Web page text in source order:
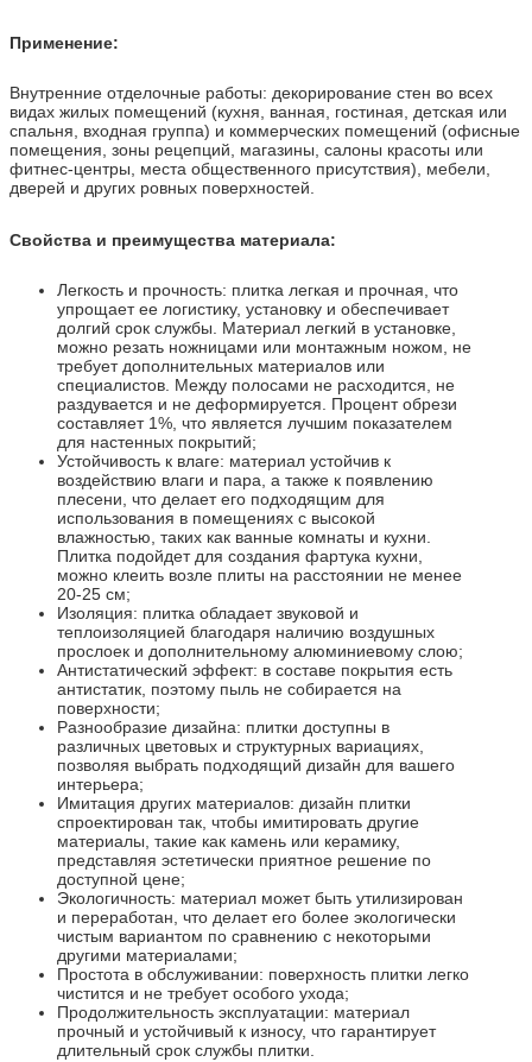
Применение:
Внутренние отделочные работы: декорирование стен во всех
видах жилых помещений (кухня, ванная, гостиная, детская или
спальня, входная группа) и коммерческих помещений (офисные
помещения, зоны рецепций, магазины, салоны красоты или
фитнес-центры, места общественного присутствия), мебели,
дверей и других ровных поверхностей.
Свойства и преимущества материала:
Легкость и прочность: плитка легкая и прочная, что
упрощает ее логистику, установку и обеспечивает
долгий срок службы. Материал легкий в установке,
можно резать ножницами или монтажным ножом, не
требует дополнительных материалов или
специалистов. Между полосами не расходится, не
раздувается и не деформируется. Процент обрези
составляет 1%, что является лучшим показателем
для настенных покрытий;
Устойчивость к влаге: материал устойчив к
воздействию влаги и пара, а также к появлению
плесени, что делает его подходящим для
использования в помещениях с высокой
влажностью, таких как ванные комнаты и кухни.
Плитка подойдет для создания фартука кухни,
можно клеить возле плиты на расстоянии не менее
20-25 см;
Изоляция: плитка обладает звуковой и
теплоизоляцией благодаря наличию воздушных
прослоек и дополнительному алюминиевому слою;
Антистатический эффект: в составе покрытия есть
антистатик, поэтому пыль не собирается на
поверхности;
Разнообразие дизайна: плитки доступны в
различных цветовых и структурных вариациях,
позволяя выбрать подходящий дизайн для вашего
интерьера;
Имитация других материалов: дизайн плитки
спроектирован так, чтобы имитировать другие
материалы, такие как камень или керамику,
представляя эстетически приятное решение по
доступной цене;
Экологичность: материал может быть утилизирован
и переработан, что делает его более экологически
чистым вариантом по сравнению с некоторыми
другими материалами;
Простота в обслуживании: поверхность плитки легко
чистится и не требует особого ухода;
Продолжительность эксплуатации: материал
прочный и устойчивый к износу, что гарантирует
длительный срок службы плитки.